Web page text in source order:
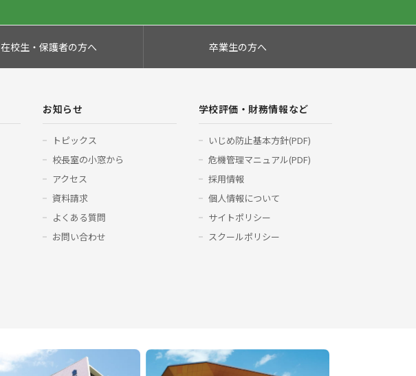
在校生・保護者の方へ 卒業生の方へ
お知らせ
トピックス
校長室の小窓から
アクセス
資料請求
よくある質問
お問い合わせ
学校評価・財務情報など
いじめ防止基本方針(PDF)
危機管理マニュアル(PDF)
採用情報
個人情報について
サイトポリシー
スクールポリシー